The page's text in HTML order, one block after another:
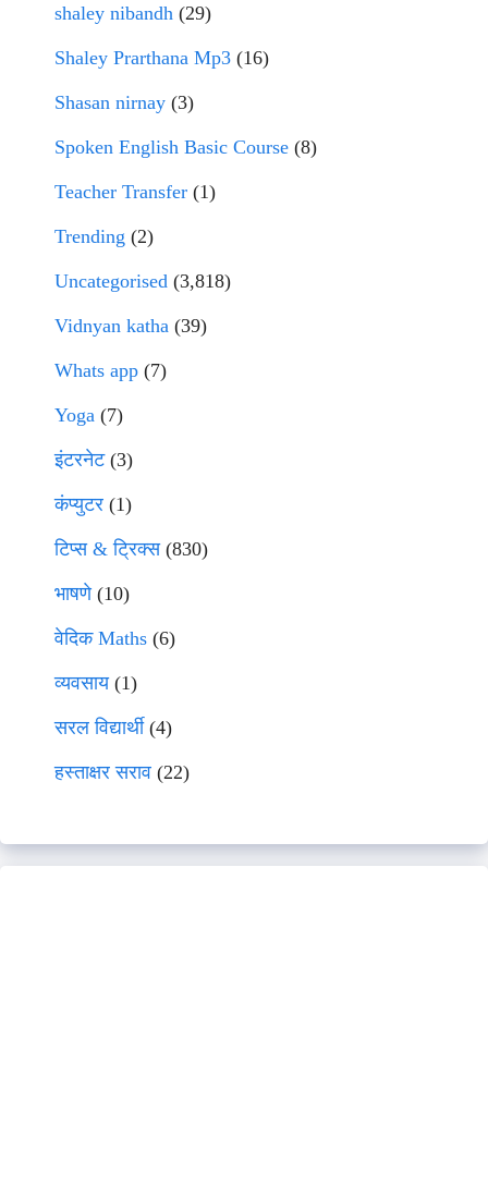
shaley nibandh (29)
Shaley Prarthana Mp3 (16)
Shasan nirnay (3)
Spoken English Basic Course (8)
Teacher Transfer (1)
Trending (2)
Uncategorised (3,818)
Vidnyan katha (39)
Whats app (7)
Yoga (7)
इंटरनेट(3)
कंप्युटर (1)
टिप्स & ट्रिक्स(830)
भाषणे(10)
वेदिक Maths (6)
व्यवसाय(1)
सरल विद्यार्थी(4)
हस्ताक्षर सराव (22)